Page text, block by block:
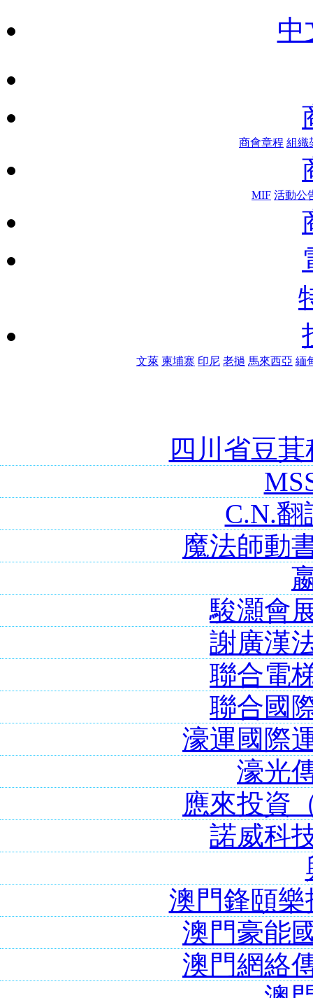
中
商會章程 組織
MIF 活動公
文萊 柬埔寨 印尼 老撾 馬來西亞 緬
四川省豆
C.N.
魔法師動
駿灝會
謝廣漢
聯合電
聯合國
濠運國際
濠光
應來投資
諾威科
澳門鋒頤
澳門豪能
澳門網絡